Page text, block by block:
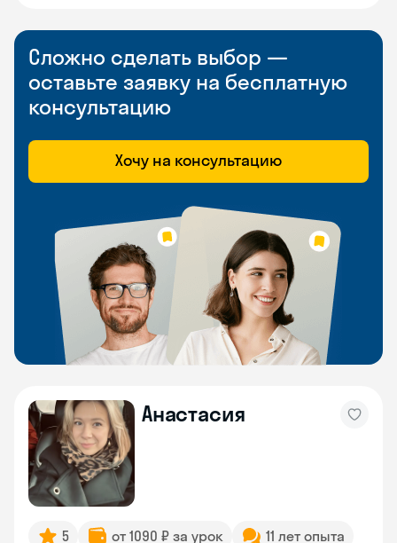
Сложно сделать выбор —
оставьте заявку на бесплатную
консультацию
Хочу на консультацию
Анастасия
5 от 1090 ₽ за урок 11 лет опыта